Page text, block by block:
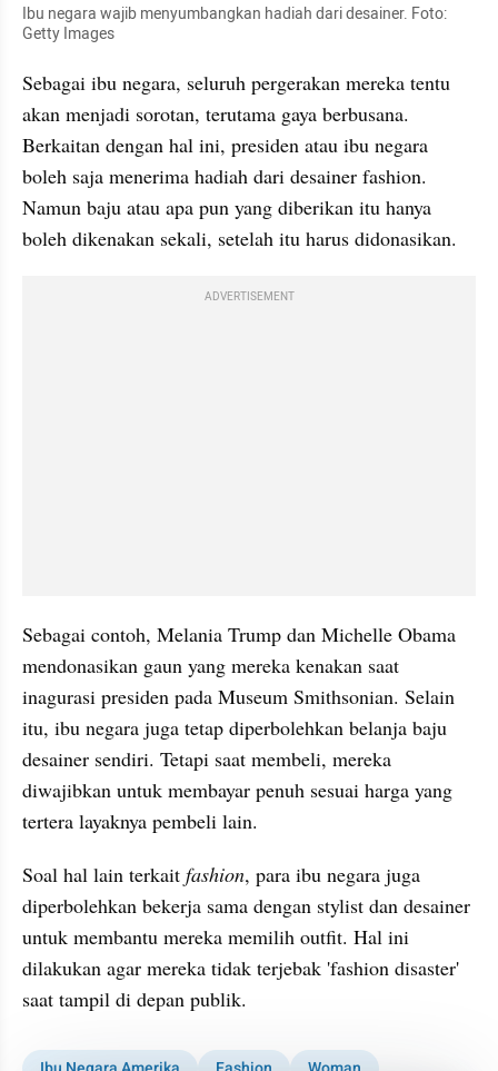
Ibu negara wajib menyumbangkan hadiah dari desainer. Foto:
Getty Images
Sebagai ibu negara, seluruh pergerakan mereka tentu
akan menjadi sorotan, terutama gaya berbusana.
Berkaitan dengan hal ini, presiden atau ibu negara
boleh saja menerima hadiah dari desainer fashion.
Namun baju atau apa pun yang diberikan itu hanya
boleh dikenakan sekali, setelah itu harus didonasikan.
ADVERTISEMENT
Sebagai contoh, Melania Trump dan Michelle Obama
mendonasikan gaun yang mereka kenakan saat
inagurasi presiden pada Museum Smithsonian. Selain
itu, ibu negara juga tetap diperbolehkan belanja baju
desainer sendiri. Tetapi saat membeli, mereka
diwajibkan untuk membayar penuh sesuai harga yang
tertera layaknya pembeli lain.
Soal hal lain terkait fashion, para ibu negara juga
diperbolehkan bekerja sama dengan stylist dan desainer
untuk membantu mereka memilih outfit. Hal ini
dilakukan agar mereka tidak terjebak 'fashion disaster'
saat tampil di depan publik.